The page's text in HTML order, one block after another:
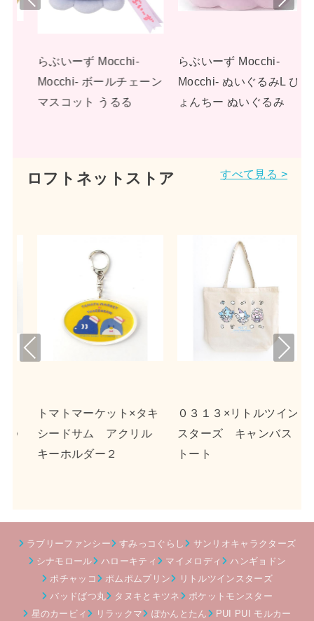
らぶいーず Mocchi-
Mocchi- ぬいぐるみL ぴ
ょんちー ぬいぐるみ
らぶいーず Mocchi-
Mocchi- ぬいぐるみL す
もっぴ ぬいぐるみ
t
ロフトネットストア すべて見る >
０３１３×リトルツイン
スターズ キャンバス
トート
ｎｓｎ×ポチャッコ ア
クリルキーホルダー２
Pre
Nex
ラブリーファンシー すみっコぐらし
サンリオキャラクターズ
シナモロール
ハローキティ マイメロディ
ハンギョドン
ポチャッコ
ポムポムプリン
リトルツインスターズ
バッドばつ丸
タヌキとキツネ
ポケットモンスター
星のカービィ
リラックマ ぽかんとたん PUI PUI モルカー